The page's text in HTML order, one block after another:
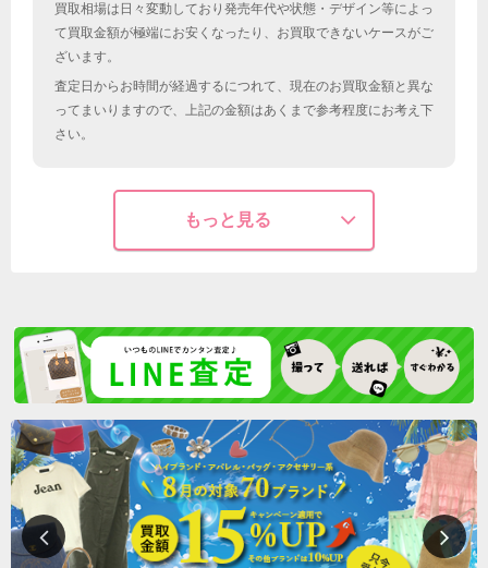
買取相場は日々変動しており発売年代や状態・デザイン等によっ
て買取金額が極端にお安くなったり、お買取できないケースがご
ざいます。
査定日からお時間が経過するにつれて、現在のお買取金額と異な
ってまいりますので、上記の金額はあくまで参考程度にお考え下
さい。
もっと見る